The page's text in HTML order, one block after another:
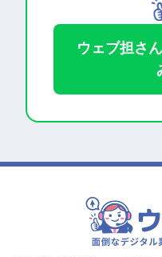
ウェブ担さ